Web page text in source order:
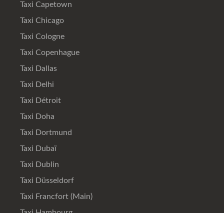
Taxi Capetown
Taxi Chicago
Taxi Cologne
Taxi Copenhague
Taxi Dallas
Taxi Delhi
Taxi Détroit
Taxi Doha
Taxi Dortmund
Taxi Dubaï
Taxi Dublin
Taxi Düsseldorf
Taxi Francfort (Main)